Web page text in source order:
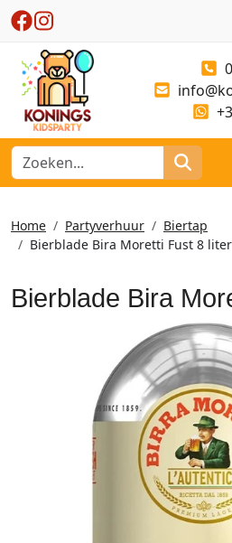
Home Partyverhuur
Biertap
Bierblade Bira Moretti Fust 8 liter
Bierblade Bira